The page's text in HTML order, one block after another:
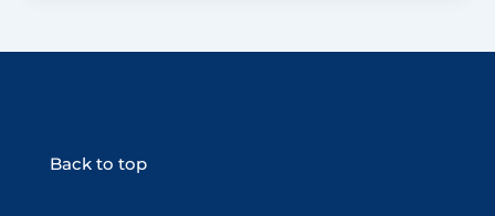
Back to top